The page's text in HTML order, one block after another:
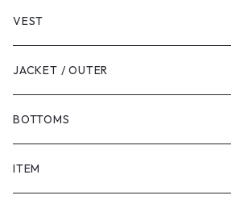
VEST
JACKET / OUTER
BOTTOMS
SHORTS
ITEM